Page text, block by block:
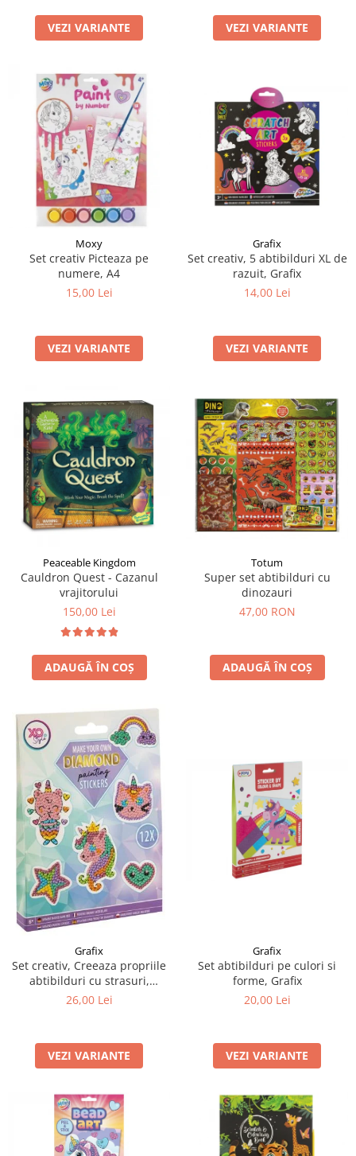
LEGO Art
LEGO Creator Expert
LEGO Ideas
LEGO Speed Champions
VEZI VARIANTE VEZI VARIANTE
Moxy
Set creativ Picteaza pe
numere, A4
15,00 Lei
VEZI VARIANTE
Grafix
Set creativ, 5 abtibilduri XL de
razuit, Grafix
14,00 Lei
VEZI VARIANTE
Peaceable Kingdom
Cauldron Quest - Cazanul
vrajitorului
150,00 Lei
ADAUGĂ ÎN COȘ
Totum
Super set abtibilduri cu
dinozauri
47,00 RON
ADAUGĂ ÎN COȘ
Grafix
Set creativ, Creeaza propriile
abtibilduri cu strasuri,
Diamond paint stickers, Grafix
26,00 Lei
VEZI VARIANTE
Grafix
Set abtibilduri pe culori si
forme, Grafix
20,00 Lei
VEZI VARIANTE